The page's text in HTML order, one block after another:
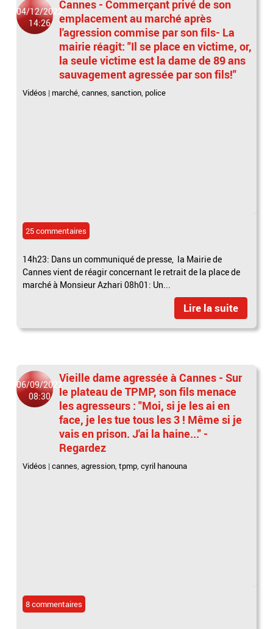
04/12/2022
14:26
Cannes - Commerçant privé de son
emplacement au marché après
l'agression commise par son fils- La
mairie réagit: "Il se place en victime, or,
la seule victime est la dame de 89 ans
sauvagement agressée par son fils!"
Vidéos | marché,cannes,sanction, police
25 commentaires
14h23: Dans un communiqué de presse, la Mairie de
Cannes vient de réagir concernant le retrait de la place de
marché à Monsieur Azhari 08h01: Un...
Lire la suite
06/09/2022
08:30
Vieille dame agressée à Cannes - Sur
le plateau de TPMP, son fils menace
les agresseurs : "Moi, si je les ai en
face, je les tue tous les 3 ! Même si je
vais en prison. J'ai la haine..." -
Regardez
Vidéos |cannes,agression,tpmp,cyril hanouna
8 commentaires